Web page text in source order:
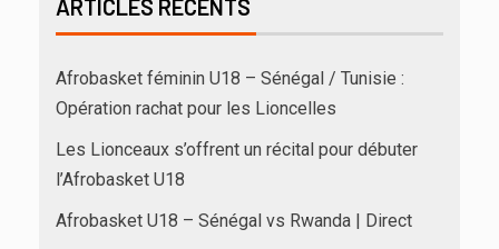
ARTICLES RÉCENTS
Afrobasket féminin U18 – Sénégal / Tunisie :
Opération rachat pour les Lioncelles
Les Lionceaux s’offrent un récital pour débuter
l’Afrobasket U18
Afrobasket U18 – Sénégal vs Rwanda | Direct